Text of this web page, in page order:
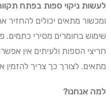
לעשות ניקוי ספות בפתח
ומכשור מתאים יכולים
שימוש בחומרים מסירי כתמים.
חריצי הספות ולעיתים אין
מתאים. לצורך כך צריך
למה אנחנו?